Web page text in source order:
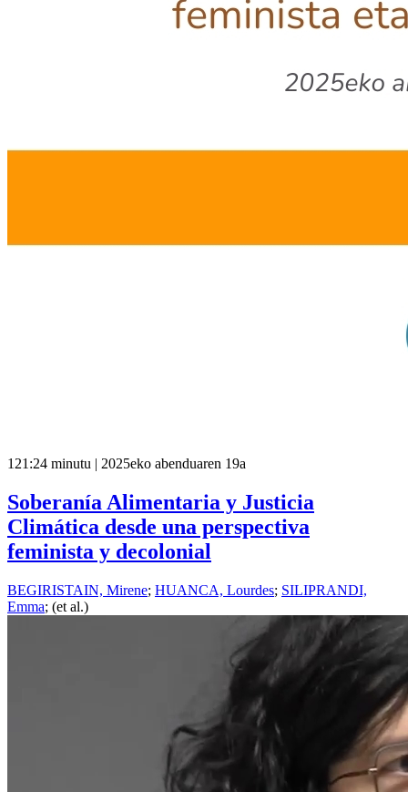
121:24 minutu | 2025eko abenduaren 19a
Soberanía Alimentaria y Justicia
Climática desde una perspectiva
feminista y decolonial
BEGIRISTAIN, Mirene; HUANCA, Lourdes; SILIPRANDI,
Emma; (et al.)